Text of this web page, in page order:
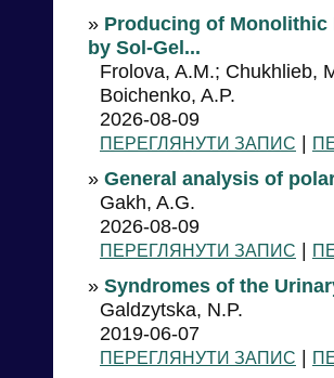
» Producing of Monolithic
by Sol-Gel...
Frolova, A.M.; Chukhlieb,
Boichenko, A.P.
2026-08-09
ПЕРЕГЛЯНУТИ ЗАПИС |
» General analysis of
Gakh, A.G.
2026-08-09
ПЕРЕГЛЯНУТИ ЗАПИС |
» Syndromes of the
Galdzytska, N.P.
2019-06-07
ПЕРЕГЛЯНУТИ ЗАПИС |